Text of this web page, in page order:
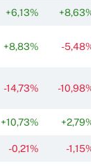
+6,13% +8,63%
+8,83% -5,48%
-14,73% -10,98%
+10,73% +2,79%
-0,21% -1,15%